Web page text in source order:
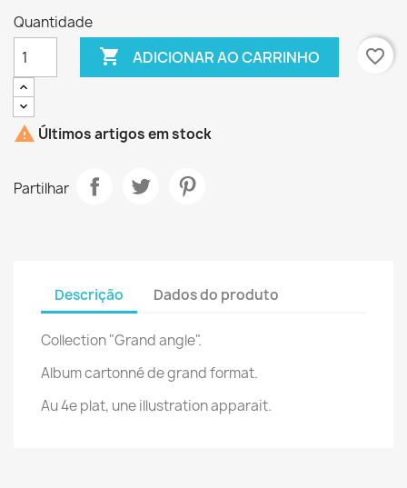
Quantidade
 ADICIONAR AO CARRINHO favorite_border
 Últimos artigos em stock
Partilhar
Descrição Dados do produto
Collection "Grand angle".
Album cartonné de grand format.
Au 4e plat, une illustration apparait.